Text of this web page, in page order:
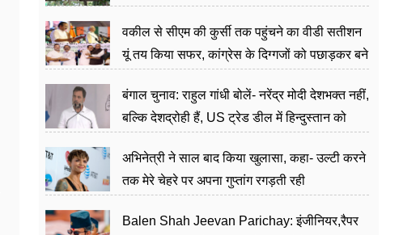
वकील से सीएम की कुर्सी तक पहुंचने का वीडी सतीशन
यूं तय किया सफर, कांग्रेस के दिग्गजों को पछाड़कर बने
बंगाल चुनाव: राहुल गांधी बोलें- नरेंद्र मोदी देशभक्त नहीं,
बल्कि देशद्रोही हैं, US ट्रेड डील में हिन्दुस्तान को
अभिनेत्री ने साल बाद किया खुलासा, कहा- उल्टी करने
तक मेरे चेहरे पर अपना गुप्तांग रगड़ती रही
Balen Shah Jeevan Parichay: इंजीनियर,रैपर